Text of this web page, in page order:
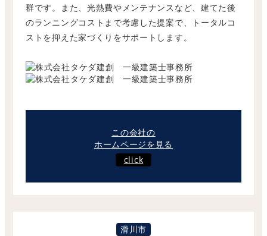
群です。また、光熱費やメンテナンスなど、建てた後
のランニングコストまで考慮した提案で、トータルコ
ストを抑えた家づくりをサポートします。
この会社の
ホームページを見る
click
滑川市